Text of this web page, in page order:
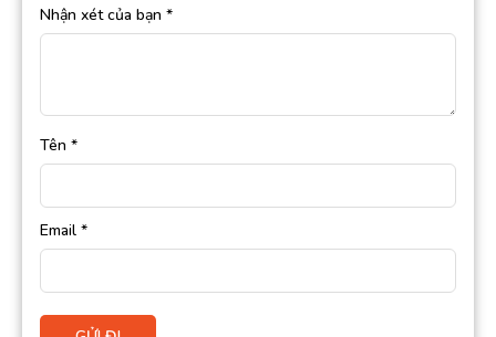
Nhận xét của bạn *
Tên *
Email *